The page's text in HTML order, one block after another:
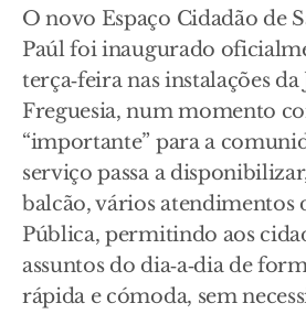
O novo Espaço Cidadão de
Paúl foi inaugurado
terça‑feira nas instalações da
Freguesia, num momento
“importante” para a
serviço passa a
balcão, vários atendimentos
Pública, permitindo aos
assuntos do dia‑a‑dia de
rápida e cómoda, sem